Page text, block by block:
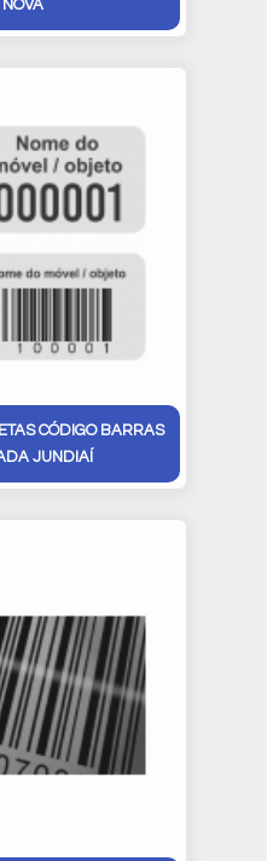
NOVA
CÓDIGO BARRAS
JUNDIAÍ